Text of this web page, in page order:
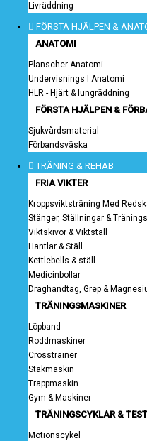
Livräddning
FÖRSTA HJÄLPEN &
ANATOMI
Planscher Anatomi
Undervisnings I Anatomi
HLR - Hjärt & lungräddning
FÖRSTA HJÄLPEN &
Sjukvårdsmaterial
Förbandsväska
TRÄNING & REHAB
FRIA VIKTER
Kroppsviktsträning Med
Stänger, Ställningar &
Viktskivor & Viktställ
Hantlar & Ställ
Kettlebells & ställ
Medicinbollar
Draghandtag, Grep &
TRÄNINGSMASKINER
Löpband
Roddmaskiner
Crosstrainer
Stakmaskin
Trappmaskin
Gym & Maskiner
TRÄNINGSCYKLAR &
Motionscykel